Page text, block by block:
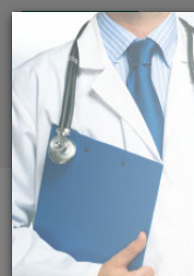
FRANÇAIS
Centre de Check-up
Santé